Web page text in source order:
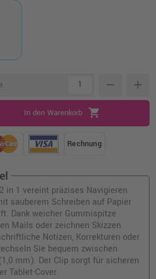
remove add
In den Warenkorb shopping_cart
Rechnung
in 1 vereint präzises Navigieren
sauberem Schreiben auf Papier
Dank weicher Gummispitze
Mails oder zeichnen Skizzen
Notizen, Korrekturen oder
Sie bequem zwischen
mm). Der Clip sorgt für sicheren
Tablet-Cover.